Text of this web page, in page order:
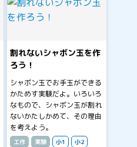
割れないシャボン玉を作
ろう！
シャボン玉でお手玉ができる
かためす実験だよ。いろいろ
なもので、シャボン玉が割れ
ないかたしかめて、その理由
を考えよう。
工作 実験 小1
小2